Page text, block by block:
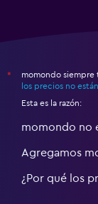
*
momondo siempre
los precios no
Esta es la razón:
momondo no
Agregamos
¿Por qué los